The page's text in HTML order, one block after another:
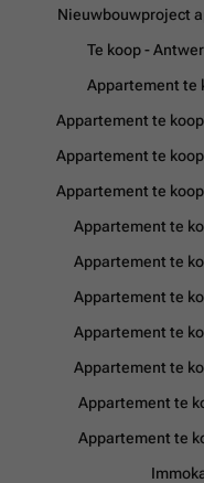
Nieuwbouwproject
Te koop -
Appartement te
Appartement te
Appartement te
Appartement te
Appartement te
Appartement te
Appartement te
Appartement te
Appartement te
Appartement te
Appartement te